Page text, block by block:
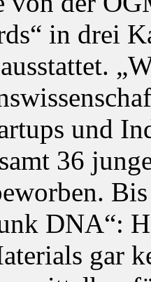
in drei
und
36
DNA“:
gar